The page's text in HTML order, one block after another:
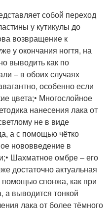
собой переход
у кутикулы до
возвращение к
у окончания ногтя, на
выводить как по
– в обоих случаях
особенно если
цвета;• Многослойное
нанесения лака от
не в виде
а с помощью чётко
нововведение в
Шахматное омбре – его
достаточно актуальная
помощью спонжа, как при
а выводится тонкой
лака от более тёмного